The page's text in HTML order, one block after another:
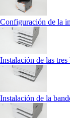
Configuración de la
Instalación de las
Instalación de la